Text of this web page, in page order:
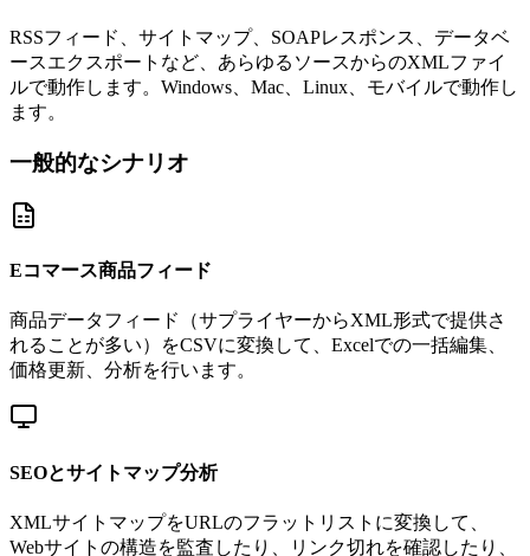
RSSフィード、サイトマップ、SOAPレスポンス、データベ
ースエクスポートなど、あらゆるソースからのXMLファイ
ルで動作します。Windows、Mac、Linux、モバイルで動作し
ます。
一般的なシナリオ
Eコマース商品フィード
商品データフィード（サプライヤーからXML形式で提供さ
れることが多い）をCSVに変換して、Excelでの一括編集、
価格更新、分析を行います。
SEOとサイトマップ分析
XMLサイトマップをURLのフラットリストに変換して、
Webサイトの構造を監査したり、リンク切れを確認したり、